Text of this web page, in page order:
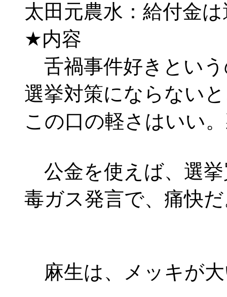
太田元農水：給付金
★内容
舌禍事件好きという
選挙対策にならない
この口の軽さはいい
公金を使えば、選挙
毒ガス発言で、痛快
麻生は、メッキが大